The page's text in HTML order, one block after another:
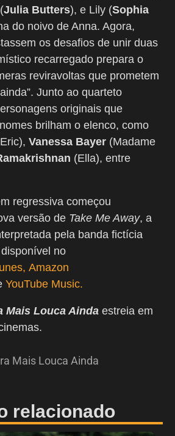
Julia Butters), e Lily (Sophia
do noivo de Anna. Agora,
os desafios de unir duas
recarregado prepara o
reviravoltas que prometem
Junto ao quarteto
originais que
brilham o elenco, como
Vanessa Bayer (Madame
(Ella), entre
regressiva começou
versão de Take Me Away, a
pela banda fictícia
no
Amazon
YouTube Music.
Mais Louca Ainda estreia em
Mais Louca Ainda
relacionado